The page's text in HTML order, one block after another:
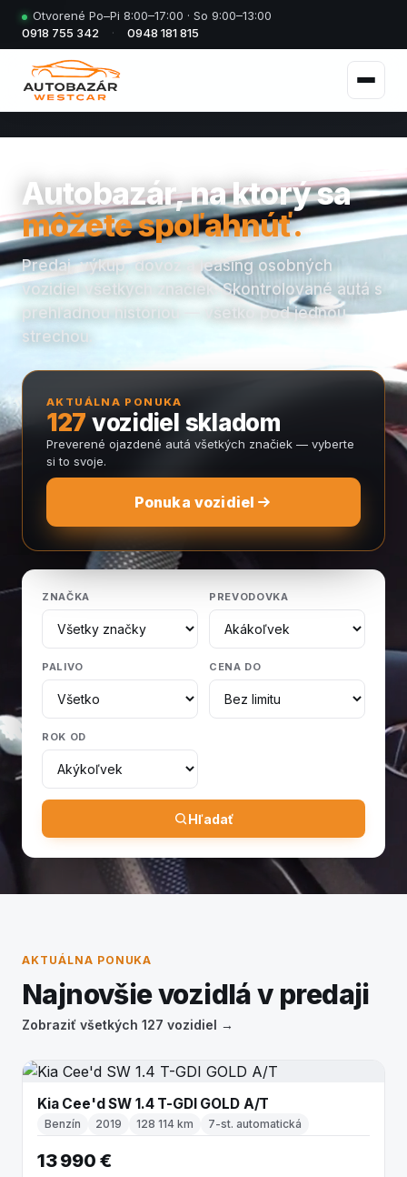
Otvorené Po–Pi 8:00–17:00 · So 9:00–13:00
0918 755 342
· 0948 181 815
Autobazár, na ktorý sa
môžete spoľahnúť.
Predaj, výkup, dovoz a leasing osobných
vozidiel všetkých značiek. Skontrolované autá s
prehľadnou históriou — všetko pod jednou
strechou.
AKTUÁLNA PONUKA
127 vozidiel skladom
Preverené ojazdené autá všetkých značiek — vyberte
si to svoje.
Ponuka vozidiel
ZNAČKA PREVODOVKA
PALIVO CENA DO
ROK OD
Hľadať
AKTUÁLNA PONUKA
Najnovšie vozidlá v predaji
Zobraziť všetkých 127 vozidiel →
Kia Cee'd SW 1.4 T-GDI GOLD A/T
Benzín 2019 128 114 km 7-st. automatická
13 990 €